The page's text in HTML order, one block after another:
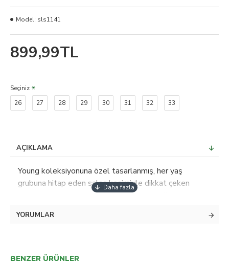
899,99TL
Model: sls1141
Seçiniz
26
27 28 29 30 31 32 33
AÇIKLAMA
Young koleksiyonuna özel tasarlanmış, her yaş
grubuna hitap eden salaş kesimiyle dikkat çeken
denim kot pantolon; Normal bel yüksekliği ve rahat
kumaşı, dayanıklılığı ve şık görünümü bir arada sunar;
sade tasarımıyla kolayca kombinlenebilir; her türlü üst
YORUMLAR
BENZER ÜRÜNLER